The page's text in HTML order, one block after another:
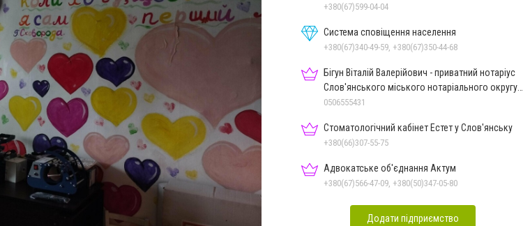
+380(67)599-04-04
Система сповіщення населення
+380(67)340-49-59, +380(67)350-44-68
Бігун Віталій Валерійович - приватний нотаріус
Слов'янського міського нотаріального округу
Дон.обл.
0506555431
Стоматологічний кабінет Естет у Слов'янську
+380(66)307-55-75
Адвокатське об'єднання Актум
+380(67)566-47-09, +380(50)347-05-80
Додати підприємство